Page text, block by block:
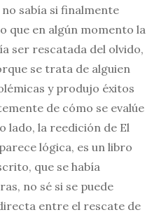
sabía si finalmente
que en algún momento la
ser rescatada del olvido,
se trata de alguien
y produjo éxitos
de cómo se evalúe
lado, la reedición de El
lógica, es un libro
que se había
no sé si se puede
entre el rescate de